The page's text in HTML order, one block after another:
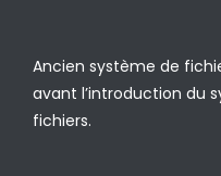
Ancien système de
avant l’introduction du
fichiers.